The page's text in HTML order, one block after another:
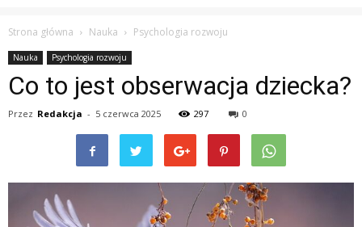
Strona główna Nauka Psychologia rozwoju
Nauka Psychologia rozwoju
Co to jest obserwacja dziecka?
Przez Redakcja - 5 czerwca 2025 297 0